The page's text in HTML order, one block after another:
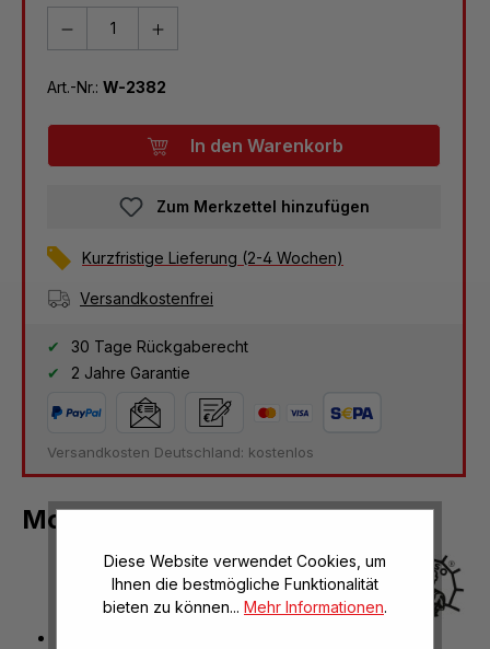
Art.-Nr.: W-2382
In den Warenkorb
Zum Merkzettel hinzufügen
Kurzfristige Lieferung (2-4 Wochen)
Versandkostenfrei
30 Tage Rückgaberecht
2 Jahre Garantie
Versandkosten Deutschland: kostenlos
Modell vom Steinpilz
Diese Website verwendet Cookies, um
Ihnen die bestmögliche Funktionalität
bieten zu können... Mehr Informationen.